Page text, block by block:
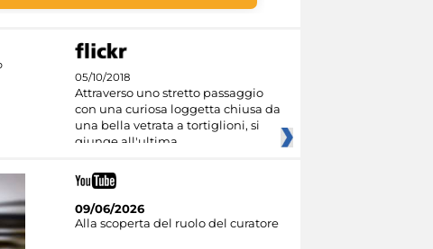
05/10/2018
Attraverso uno stretto passaggio
con una curiosa loggetta chiusa da
una bella vetrata a tortiglioni, si
giunge all'ultima
09/06/2026
Alla scoperta del ruolo del curatore